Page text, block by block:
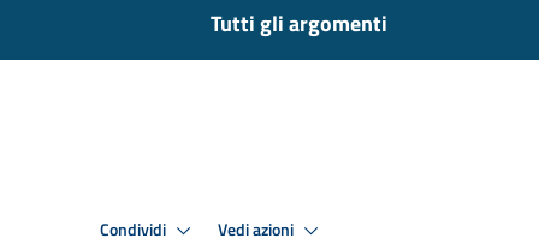
Tutti gli argomenti
Condividi Vedi azioni